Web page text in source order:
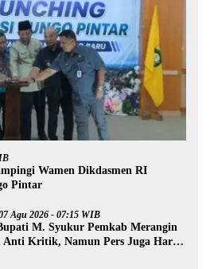
Wamen Dikdasmen RI
Pintar
Agu 2026 - 07:15 WIB
M. Syukur Pemkab Merangin
Anti Kritik, Namun Pers Juga Harus